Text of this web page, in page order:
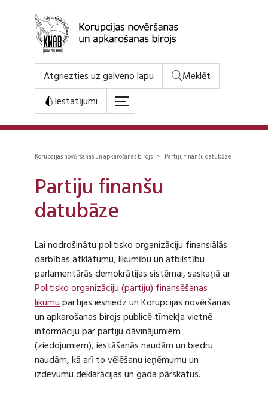
Atgriezties uz galveno lapu
Meklēt
Iestatījumi
Korupcijas novēršanas un apkarošanas birojs > Partiju finanšu datubāze
Partiju finanšu
datubāze
Lai nodrošinātu politisko organizāciju finansiālās
darbības atklātumu, likumību un atbilstību
parlamentārās demokrātijas sistēmai, saskaņā ar
Politisko organizāciju (partiju) finansēšanas
likumupartijas iesniedz un Korupcijas novēršanas
un apkarošanas birojs publicē tīmekļa vietnē
informāciju par partiju dāvinājumiem
(ziedojumiem), iestāšanās naudām un biedru
naudām, kā arī to vēlēšanu ieņēmumu un
izdevumu deklarācijas un gada pārskatus.